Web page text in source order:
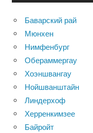
Баварский рай
Мюнхен
Нимфенбург
Обераммергау
Хоэншвангау
Нойшванштайн
Линдерхоф
Херренкимзее
Байройт